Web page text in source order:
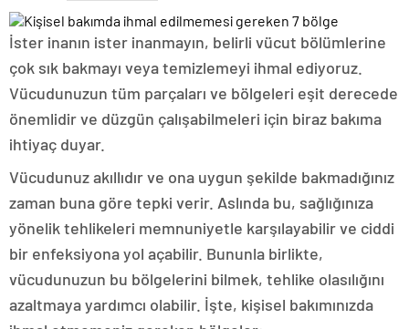
İster inanın ister inanmayın, belirli vücut bölümlerine
çok sık bakmayı veya temizlemeyi ihmal ediyoruz.
Vücudunuzun tüm parçaları ve bölgeleri eşit derecede
önemlidir ve düzgün çalışabilmeleri için biraz bakıma
ihtiyaç duyar.
Vücudunuz akıllıdır ve ona uygun şekilde bakmadığınız
zaman buna göre tepki verir. Aslında bu, sağlığınıza
yönelik tehlikeleri memnuniyetle karşılayabilir ve ciddi
bir enfeksiyona yol açabilir. Bununla birlikte,
vücudunuzun bu bölgelerini bilmek, tehlike olasılığını
azaltmaya yardımcı olabilir. İşte, kişisel bakımınızda